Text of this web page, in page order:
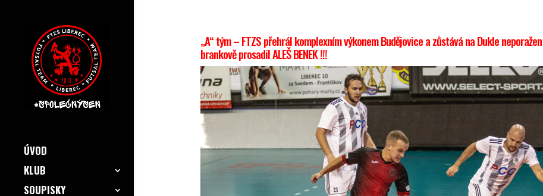
ÚVOD
KLUB
SOUPISKY
„A“ tým – FTZS přehrál komplexním výkonem Budějovice a zůstává na Dukle
brankově prosadil ALEŠ BENEK !!!